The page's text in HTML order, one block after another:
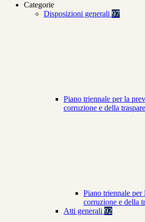
Categorie
Disposizioni generali 97
Piano triennale per la
corruzione e della
Piano triennale per
corruzione e della
Atti generali 92